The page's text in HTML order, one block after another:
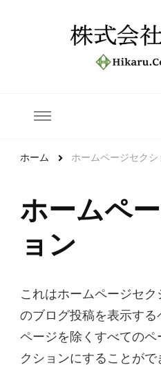
ホーム ホームページセクシ
ホームペ
ョン
これはホームページセ
のブログ投稿を表示す
ページを除くすべての
クションにすることがで